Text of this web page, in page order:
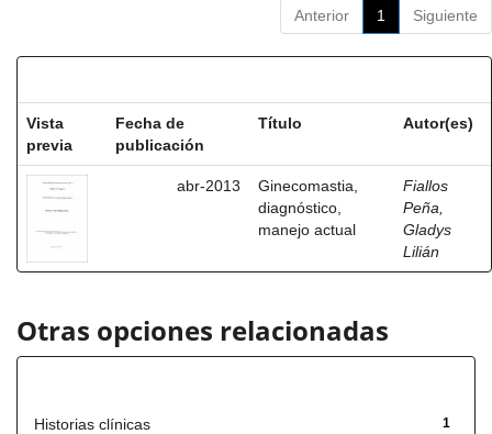
Anterior 1 Siguiente
Vista
previa
Fecha de
publicación
Título Autor(es)
abr-2013
Ginecomastia,
diagnóstico,
manejo actual
Fiallos
Peña,
Gladys
Lilián
Otras opciones relacionadas
1
Historias clínicas